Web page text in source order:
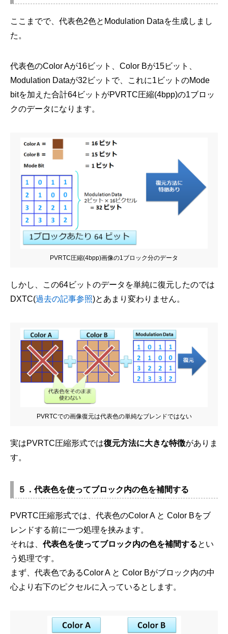
ここまでで、代表色2色とModulation Dataを生成しまし
た。
代表色のColor Aが16ビット、Color Bが15ビット、
Modulation Dataが32ビットで、これに1ビットのMode
bitを加えた合計64ビットがPVRTC圧縮(4bpp)の1ブロッ
クのデータになります。
PVRTC圧縮(4bpp)画像の1ブロック分のデータ
しかし、この64ビットのデータを単純に復元したのでは
DXTC(過去の記事参照)とあまり変わりません。
PVRTCでの画像復元は代表色の単純なブレンドではない
実はPVRTC圧縮形式では復元方法に大きな特徴がありま
す。
５．代表色を使ってブロック内の色を補間する
PVRTC圧縮形式では、代表色のColor A と Color Bをブ
レンドする前に一つ処理を挟みます。
それは、代表色を使ってブロック内の色を補間するとい
う処理です。
まず、代表色であるColor A と Color Bがブロック内の中
心より右下のピクセルに入っているとします。